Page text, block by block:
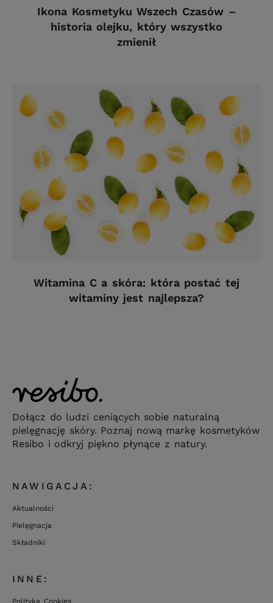
Ikona Kosmetyku Wszech Czasów –
historia olejku, który wszystko
zmienił
Witamina C a skóra: która postać tej
witaminy jest najlepsza?
Dołącz do ludzi ceniących sobie naturalną
pielęgnację skóry. Poznaj nową markę kosmetyków
Resibo i odkryj piękno płynące z natury.
NAWIGACJA:
Aktualności
Pielęgnacja
Składniki
INNE:
Polityka Cookies